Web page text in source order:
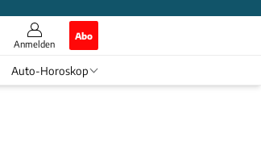
Anmelden
Abo
Auto-Horoskop